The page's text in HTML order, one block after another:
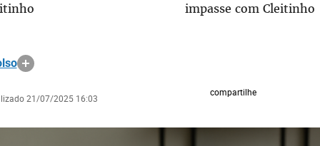
impasse com Cleitinho
21/07/2025 16:03
compartilhe